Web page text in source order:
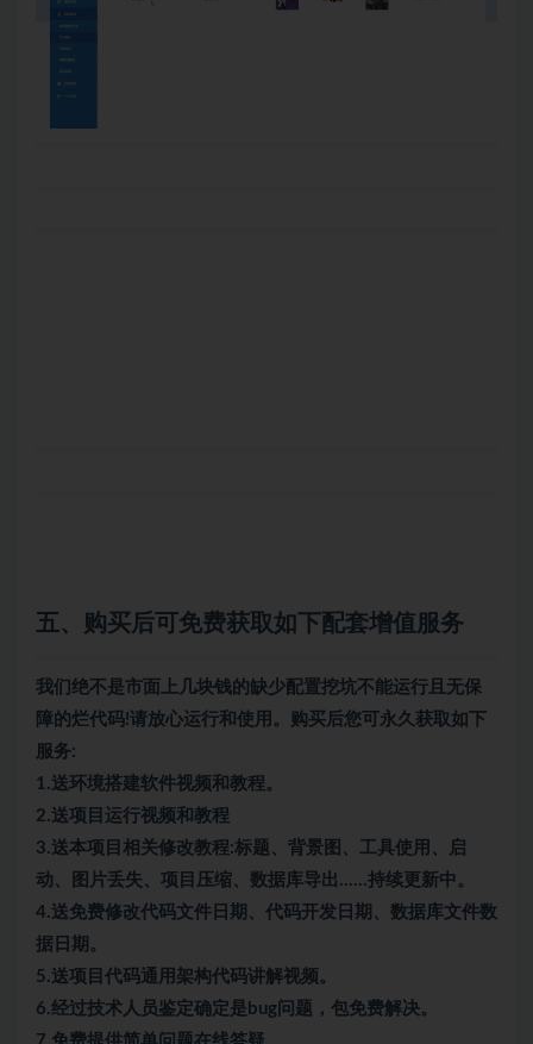
五、购买后可免费获取如下配套增值服务
我们绝不是市面上几块钱的缺少配置挖坑不能运行且无保
障的烂代码!请放心运行和使用。购买后您可永久获取如下
服务:
1.送环境搭建软件视频和教程。
2.送项目运行视频和教程
3.送本项目相关修改教程:标题、背景图、工具使用、启
动、图片丢失、项目压缩、数据库导出……持续更新中。
4.送免费修改代码文件日期、代码开发日期、数据库文件数
据日期。
5.送项目代码通用架构代码讲解视频。
6.经过技术人员鉴定确定是bug问题，包免费解决。